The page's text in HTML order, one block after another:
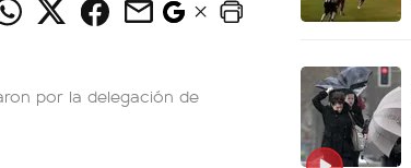
por la delegación de